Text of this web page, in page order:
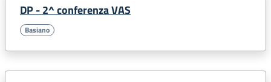
piano/125601/documenti
DP - 2^ conferenza VAS
Basiano